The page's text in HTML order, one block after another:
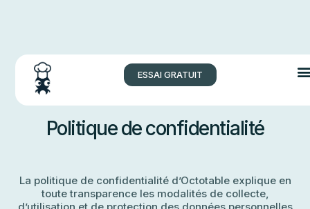
ESSAI GRATUIT
Politique de confidentialité
La politique de confidentialité d’Octotable explique en
toute transparence les modalités de collecte,